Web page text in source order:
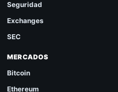
Seguridad
Exchanges
SEC
MERCADOS
Bitcoin
Ethereum